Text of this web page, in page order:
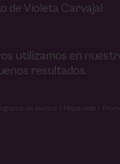
de Violeta Carvajal
utilizamos en
resultados.
de puntos Mapa web